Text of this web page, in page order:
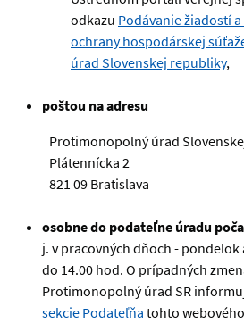
odkazu Podávanie žiadostí
ochrany hospodárskej
úrad Slovenskej republiky,
poštou na adresu
Protimonopolný úrad
Plátennícka 2
821 09 Bratislava
osobne do podateľne úradu
j. v pracovných dňoch - pondelok
do 14.00 hod. O prípadných
Protimonopolný úrad SR
sekcie Podateľňa tohto